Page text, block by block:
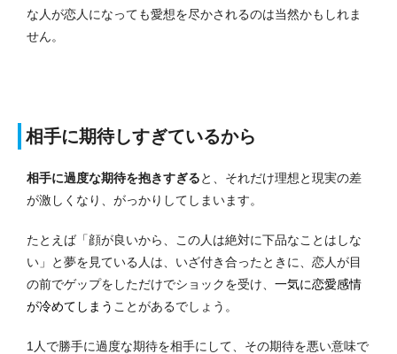
な人が恋人になっても愛想を尽かされるのは当然かもしれま
せん。
相手に期待しすぎているから
相手に過度な期待を抱きすぎると、それだけ理想と現実の差
が激しくなり、がっかりしてしまいます。
たとえば「顔が良いから、この人は絶対に下品なことはしな
い」と夢を見ている人は、いざ付き合ったときに、恋人が目
の前でゲップをしただけでショックを受け、 一気に恋愛感情
が冷めてしまう ことがあるでしょう。
1人で勝手に過度な期待を相手にして、その期待を悪い意味で